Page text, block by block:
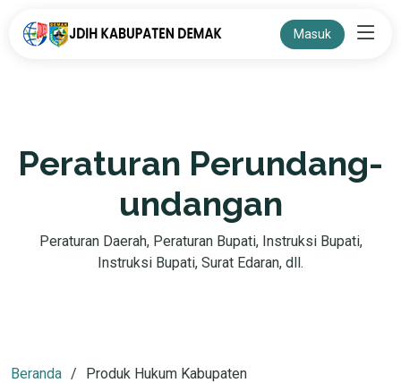
Masuk
Peraturan Perundang-
undangan
Peraturan Daerah, Peraturan Bupati, Instruksi Bupati,
Instruksi Bupati, Surat Edaran, dll.
Beranda Produk Hukum Kabupaten